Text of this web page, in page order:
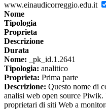
www.einaudicorreggio.edu.it
Nome
Tipologia
Proprieta
Descrizione
Durata
Nome: _pk_id.1.2641
Tipologia: analitico
Proprieta: Prima parte
Descrizione: Questo nome di
analisi web open source
proprietari di siti Web a